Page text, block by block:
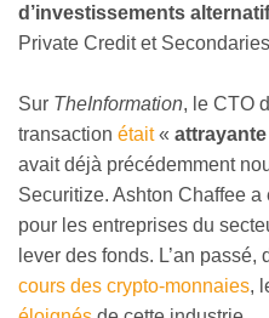
d’investissements
Private Credit et
Sur TheInformation, le CTO
transaction était« attrayante
avait déjà précédemment
Securitize. Ashton Chaffee
pour les entreprises du
lever des fonds. L’an
cours des crypto-monnaies,